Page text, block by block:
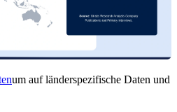
um auf länderspezifische Daten und